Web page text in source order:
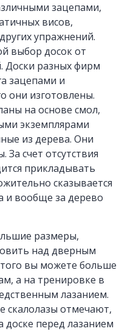
зацепами,
висов,
упражнений.
выбор досок от
Доски разных фирм
зацепами и
они изготовлены.
на основе смол,
экземплярами
из дерева. Они
счет отсутствия
прикладывать
сказывается
и вообще за дерево
размеры,
над дверным
вы можете больше
а на тренировке в
лазанием.
скалолазы отмечают,
доске перед лазанием